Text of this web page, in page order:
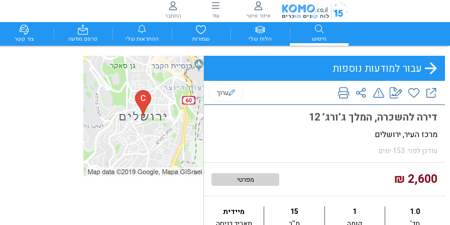
איזור אישי עוד התחבר
חיפוש הלוח שלי שמורות ההתראות שלי פרסם מודעה צור קשר
עבור למודעות נוספות
ערוך
דירה להשכרה, המלך ג’ורג’ 12
מרכז העיר, ירושלים
עודכן לפני: 153 ימים
2,600 ₪ מפרטי
1.0
1
15
מיידית